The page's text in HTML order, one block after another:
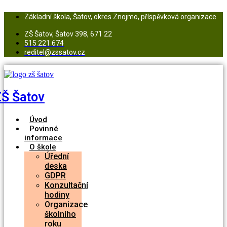
Základní škola, Šatov, okres Znojmo, příspěvková organizace
ZŠ Šatov, Šatov 398, 671 22
515 221 674
reditel@zssatov.cz
Šatov
Úvod
Povinné
informace
O škole
Úřední
deska
GDPR
Konzultační
hodiny
Organizace
školního
roku